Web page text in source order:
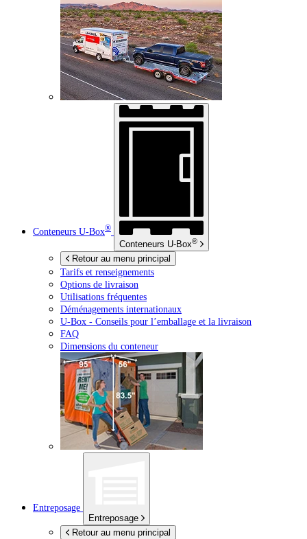
Conteneurs U-Box®
Conteneurs U-Box®
Retour au menu principal
Tarifs et renseignements
Options de livraison
Utilisations fréquentes
Déménagements internationaux
U-Box - Conseils pour l’emballage et la livraison
FAQ
Dimensions du conteneur
Entreposage
Entreposage
Retour au menu principal